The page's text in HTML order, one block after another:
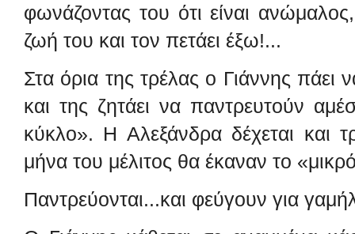
φωνάζοντας του ότι είναι
ζωή του και τον πετάει έξω!...
Στα όρια της τρέλας ο Γιάννης πάει
και της ζητάει να παντρευτούν
κύκλο». Η Αλεξάνδρα δέχεται και
μήνα του μέλιτος θα έκαναν το
Παντρεύονται...και φεύγουν για